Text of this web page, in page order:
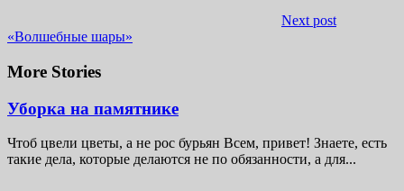
Next post
«Волшебные шары»
More Stories
Уборка на памятнике
Чтоб цвели цветы, а не рос бурьян Всем, привет! Знаете, есть
такие дела, которые делаются не по обязанности, а для...